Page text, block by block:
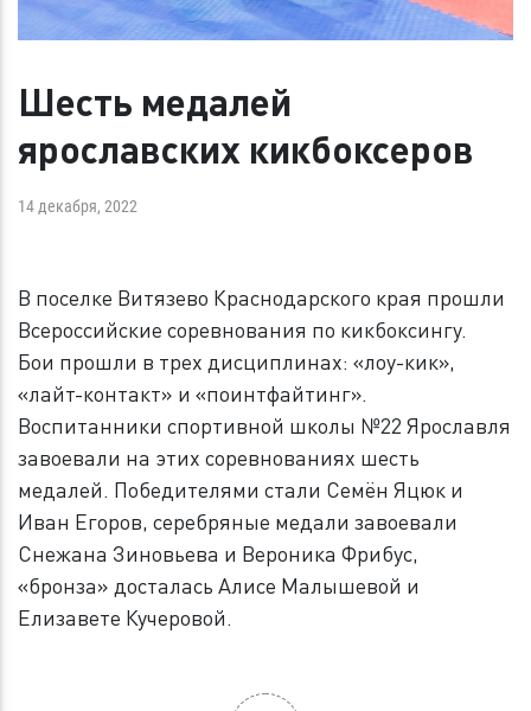
Шесть медалей
ярославских кикбоксеров
14 декабря, 2022
В поселке Витязево Краснодарского края прошли
Всероссийские соревнования по кикбоксингу.
Бои прошли в трех дисциплинах: «лоу-кик»,
«лайт-контакт» и «поинтфайтинг».
Воспитанники спортивной школы №22 Ярославля
завоевали на этих соревнованиях шесть
медалей. Победителями стали Семён Яцюк и
Иван Егоров, серебряные медали завоевали
Снежана Зиновьева и Вероника Фрибус,
«бронза» досталась Алисе Малышевой и
Елизавете Кучеровой.